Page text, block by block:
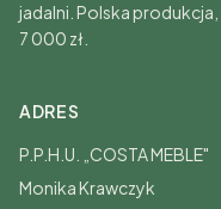
jadalni. Polska
7 000 zł.
ADRES
P.P.H.U. „COSTA MEBLE"
Monika Krawczyk